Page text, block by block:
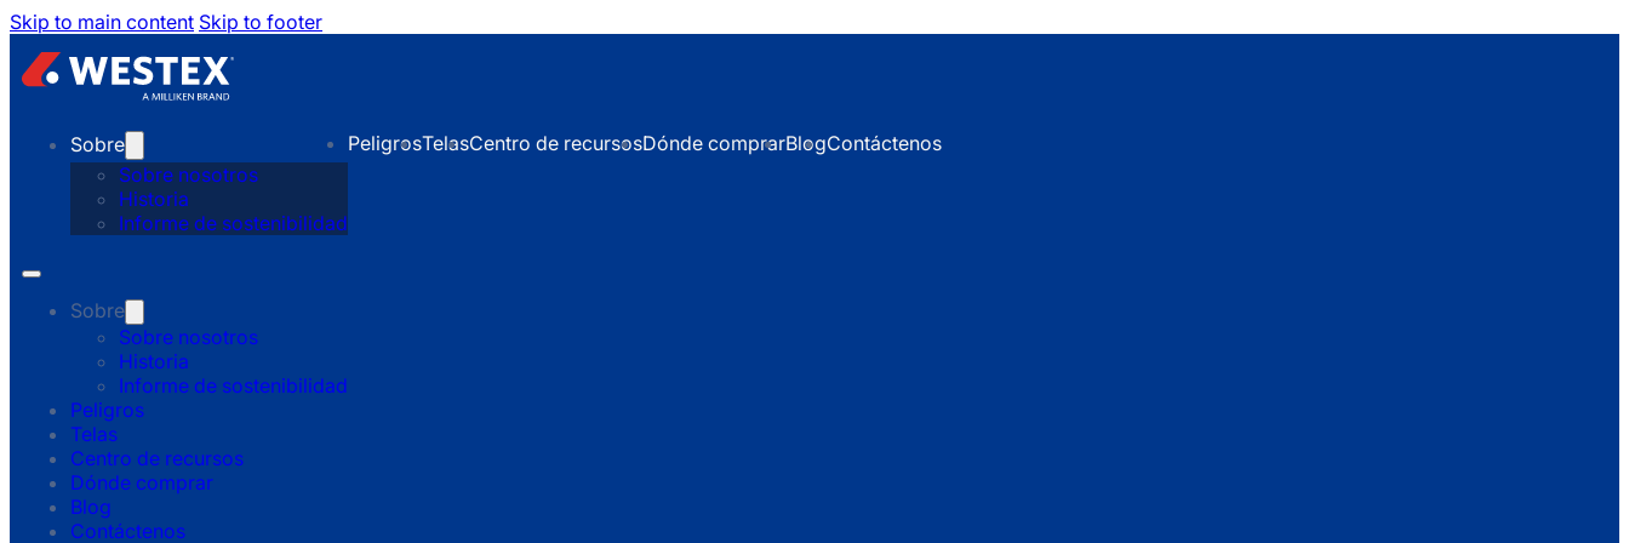
Skip to main content Skip to footer
Sobre
Sobre nosotros
Historia
Informe de sostenibilidad
PeligrosTelasCentro de recursosDónde comprarBlogContáctenos
Sobre
Sobre nosotros
Historia
Informe de sostenibilidad
Peligros
Telas
Centro de recursos
Dónde comprar
Blog
Contáctenos